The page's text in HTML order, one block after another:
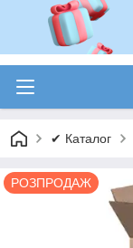
✔ Каталог
РОЗПРОДАЖ